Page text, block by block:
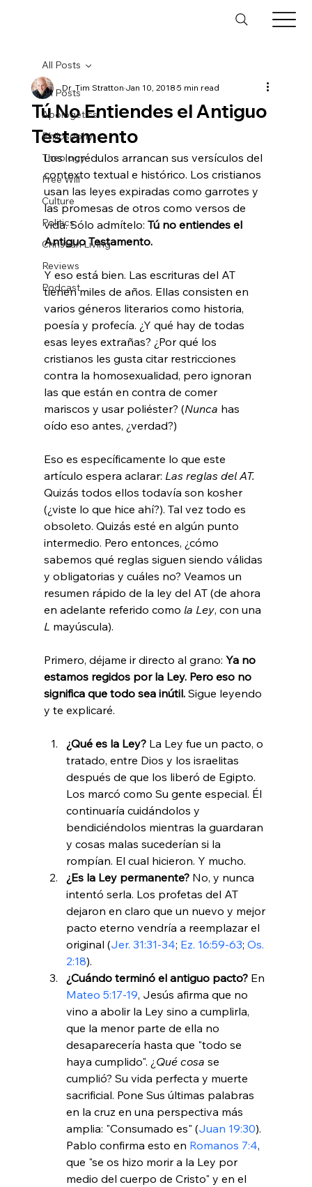
All Posts
Apologetics
Philosophy
Theology
Free Will
Culture
Politics
Christian Living
Reviews
Podcast
All Posts
Tú No Entiendes el Antiguo
Testamento
Dr. Tim StrattonJan 10, 20185 min read
Los incrédulos arrancan sus versículos del
contexto textual e histórico. Los cristianos
usan las leyes expiradas como garrotes y
las promesas de otros como versos de
vida. Sólo admítelo: Tú no entiendes el
Antiguo Testamento.
Y eso está bien. Las escrituras del AT
tienen miles de años. Ellas consisten en
varios géneros literarios como historia,
poesía y profecía. ¿Y qué hay de todas
esas leyes extrañas? ¿Por qué los
cristianos les gusta citar restricciones
contra la homosexualidad, pero ignoran
las que están en contra de comer
mariscos y usar poliéster? (Nunca has
oído eso antes, ¿verdad?)
Eso es específicamente lo que este
artículo espera aclarar: Las reglas del AT.
Quizás todos ellos todavía son kosher
(¿viste lo que hice ahí?). Tal vez todo es
obsoleto. Quizás esté en algún punto
intermedio. Pero entonces, ¿cómo
sabemos qué reglas siguen siendo válidas
y obligatorias y cuáles no? Veamos un
resumen rápido de la ley del AT (de ahora
en adelante referido como la Ley, con una
L mayúscula).
Primero, déjame ir directo al grano: Ya no
estamos regidos por la Ley. Pero eso no
significa que todo sea inútil. Sigue leyendo
¿Qué es la Ley? La Ley fue un pacto, o
tratado, entre Dios y los israelitas
después de que los liberó de Egipto.
Los marcó como Su gente especial. Él
continuaría cuidándolos y
bendiciéndolos mientras la guardaran
y cosas malas sucederían si la
rompían. El cual hicieron. Y mucho.
¿Es la Ley permanente? No, y nunca
intentó serla. Los profetas del AT
dejaron en claro que un nuevo y mejor
pacto eterno vendría a reemplazar el
original (Jer. 31:31-34; Ez. 16:59-63; Os.
2:18).
¿Cuándo terminó el antiguo pacto? En
Mateo 5:17-19, Jesús afirma que no
vino a abolir la Ley sino a cumplirla,
que la menor parte de ella no
desaparecería hasta que "todo se
haya cumplido". ¿ Qué cosa se
cumplió? Su vida perfecta y muerte
sacrificial. Pone Sus últimas palabras
en la cruz en una perspectiva más
amplia: "Consumado es" (Juan 19:30).
Pablo confirma esto en Romanos 7:4,
que "se os hizo morir a la Ley por
medio del cuerpo de Cristo" y en el